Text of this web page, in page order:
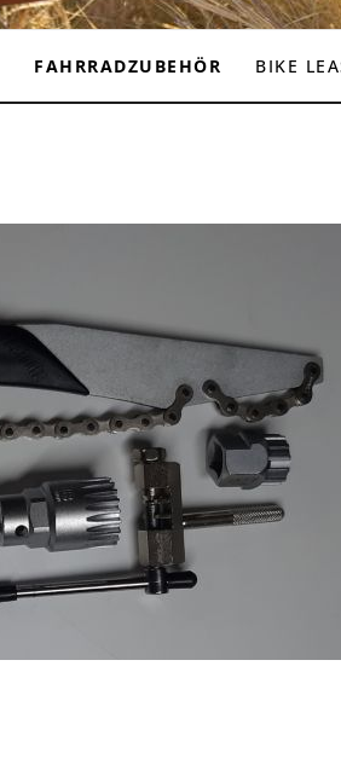
FAHRRADZUBEHÖR BIKE